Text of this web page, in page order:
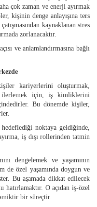
çok zaman ve enerji ayırmak
kişinin denge anlayışına ters
kaynaklanan stres
zorlanacaktır.
ve anlamlandırmasına bağlı
kariyerlerini oluşturmak,
ilerlemek için, iş kimliklerini
Bu dönemde kişiler,
noktaya geldiğinde,
iş dışı rollerinden tatmin
dengelemek ve yaşamının
de özel yaşamında doygun ve
Bu aşamada dikkat edilecek
O açıdan iş-özel
bir süreçtir.